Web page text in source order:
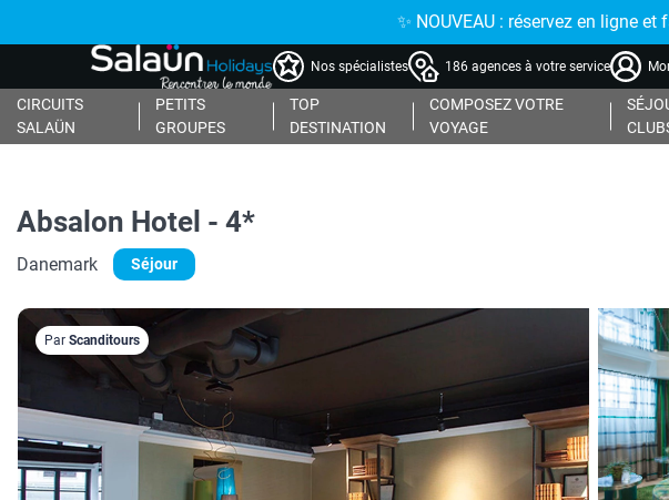
✨ NOUVEAU : réservez en ligne
Nos spécialistes 186 agences à votre service
CIRCUITS
SALAÜN
PETITS
GROUPES
TOP
DESTINATION
COMPOSEZ VOTRE
VOYAGE
Absalon Hotel - 4*
Danemark Séjour
Par Scanditours